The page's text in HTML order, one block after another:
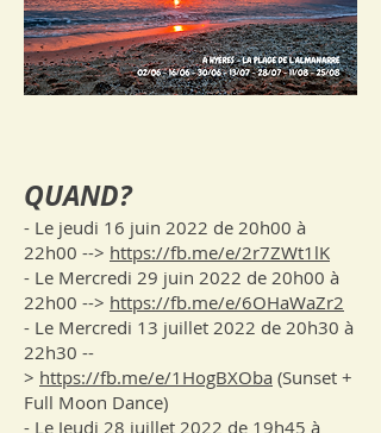
QUAND?
- Le jeudi 16 juin 2022 de 20h00 à
22h00 --> https://fb.me/e/2r7ZWt1lK
- Le Mercredi 29 juin 2022 de 20h00 à
22h00 --> https://fb.me/e/6OHaWaZr2
- Le Mercredi 13 juillet 2022 de 20h30 à
22h30 --
> https://fb.me/e/1HogBXOba (Sunset +
Full Moon Dance)
- Le Jeudi 28 juillet 2022 de 19h45 à